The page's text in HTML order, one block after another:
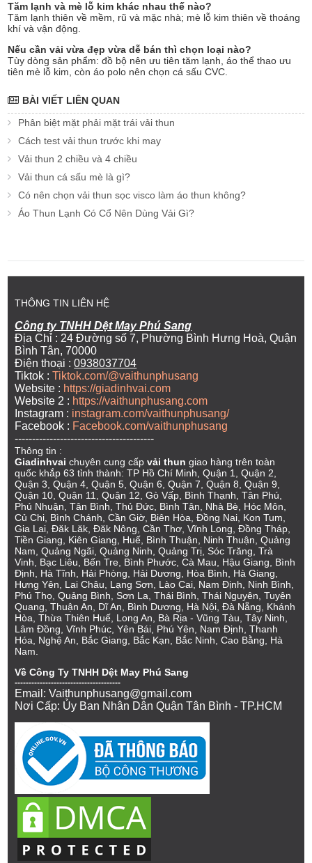
Tăm lạnh và mè lỗ kim khác nhau thế nào?
Tăm lạnh thiên về mềm, rũ và mặc nhà; mè lỗ kim thiên về thoáng
khí và vận động.
Nếu cần vải vừa đẹp vừa dễ bán thì chọn loại nào?
Tùy dòng sản phẩm: đồ bộ nên ưu tiên tăm lạnh, áo thể thao ưu
tiên mè lỗ kim, còn áo polo nên chọn cá sấu CVC.
BÀI VIẾT LIÊN QUAN
Phân biệt mặt phải mặt trái vải thun
Cách test vải thun trước khi may
Vải thun 2 chiều và 4 chiều
Vải thun cá sấu mè là gì?
Có nên chọn vải thun sọc visco làm áo thun không?
Áo Thun Lạnh Có Cổ Nên Dùng Vải Gì?
THÔNG TIN LIÊN HỆ
Công ty TNHH Dệt May Phú Sang
Địa Chỉ : 24 Đường số 7, Phường Bình Hưng Hoà, Quận
Bình Tân, 70000
Điện thoại :0938037704
Tiktok :Tiktok.com/@vaithunphusang
Website : https://giadinhvai.com
Website 2 : https://vaithunphusang.com
Instagram : instagram.com/vaithunphusang/
Facebook : Facebook.com/vaithunphusang
----------------------------------------
Thông tin :
Giadinhvai chuyên cung cấpvải thun giao hàng trên toàn
quốc khắp 63 tỉnh thành: TP Hồ Chí Minh, Quận 1, Quận 2,
Quận 3, Quận 4, Quận 5, Quận 6, Quận 7, Quận 8, Quận 9,
Quận 10, Quận 11, Quận 12, Gò Vấp, Bình Thạnh, Tân Phú,
Phú Nhuận, Tân Bình, Thủ Đức, Bình Tân, Nhà Bè, Hóc Môn,
Củ Chi, Bình Chánh, Cần Giờ, Biên Hòa, Đồng Nai, Kon Tum,
Gia Lai, Đăk Lăk, Đăk Nông, Cần Thơ, Vĩnh Long, Đồng Tháp,
Tiền Giang, Kiên Giang, Huế, Bình Thuận, Ninh Thuận, Quảng
Nam, Quảng Ngãi, Quảng Ninh, Quảng Trị, Sóc Trăng, Trà
Vinh, Bạc Liêu, Bến Tre, Bình Phước, Cà Mau, Hậu Giang, Bình
Định, Hà Tĩnh, Hải Phòng, Hải Dương, Hòa Bình, Hà Giang,
Hưng Yên, Lai Châu, Lạng Sơn, Lào Cai, Nam Định, Ninh Bình,
Phú Thọ, Quảng Bình, Sơn La, Thái Bình, Thái Nguyên, Tuyên
Quang, Thuận An, Dĩ An, Bình Dương, Hà Nội, Đà Nẵng, Khánh
Hòa, Thừa Thiên Huế, Long An, Bà Rịa - Vũng Tàu, Tây Ninh,
Lâm Đồng, Vĩnh Phúc, Yên Bái, Phú Yên, Nam Định, Thanh
Hóa, Nghệ An, Bắc Giang, Bắc Kạn, Bắc Ninh, Cao Bằng, Hà
Nam.
Về Công Ty TNHH Dệt May Phú Sang
--------------------------------------
Email: Vaithunphusang@gmail.com
Nơi Cấp: Ủy Ban Nhân Dân Quận Tân Bình - TP.HCM